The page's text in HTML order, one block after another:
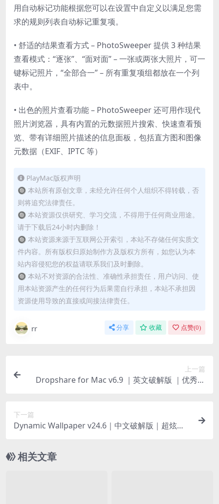
用自动标记功能根据您可以在设置中自定义以满足您需
求的规则列表自动标记重复项。
• 舒适的结果查看方式 – PhotoSweeper 提供 3 种结果
查看模式：“逐张”、“面对面” – 一张或两张大照片，可一
键标记照片，“全部合一” – 所有重复项组都放在一个列
表中。
• 出色的照片查看功能 – PhotoSweeper 还可用作现代
照片浏览器，具有内置的元数据照片搜索、快速查看预
览、带有详细照片描述的信息面板，包括直方图和图像
元数据（EXIF、IPTC 等）
PlayMac版权声明
🔘 本站所有原创文章，未经允许任何个人组织不得转载，否
则将追究法律责任。
🔘 本站资源仅供研究、学习交流，不得用于任何商业用途。
请于下载后24小时内删除！
🔘 本站资源来源于互联网公开索引，本站不存储任何实质文
件内容。所有版权归原始制作方及版权方所有，如您认为本
站内容侵犯您的权益请联系我们及时删除。
🔘 本站不对资源的合法性、准确性承担责任，用户访问、使
用本站资源产生的任何行为后果需自行承担，本站不承担因
资源使用导致的直接或间接法律责任。
rr 分享 收藏 点赞(0)
上一篇
Dropshare for Mac v6.9 ｜英文破解版 ｜优秀的
下一篇
Dynamic Wallpaper v24.6｜中文破解版｜超炫酷
相关文章